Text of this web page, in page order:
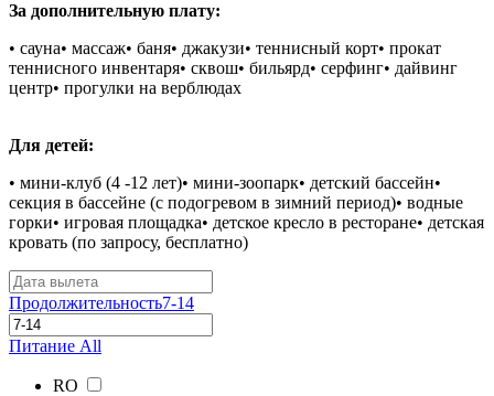
За дополнительную плату:
• сауна• массаж• баня• джакузи• теннисный корт• прокат
теннисного инвентаря• сквош• бильярд• серфинг• дайвинг
центр• прогулки на верблюдах
Для детей:
• мини-клуб (4 -12 лет)• мини-зоопарк• детский бассейн•
секция в бассейне (с подогревом в зимний период)• водные
горки• игровая площадка• детское кресло в ресторане• детская
кровать (по запросу, бесплатно)
Продолжительность7-14
Питание All
RO